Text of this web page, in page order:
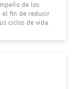
de los
el fin de reducir
ciclos de vida.